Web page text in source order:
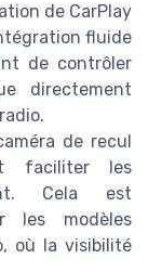
de CarPlay
fluide
de contrôler
directement
de recul
faciliter les
Cela est
les modèles
où la visibilité